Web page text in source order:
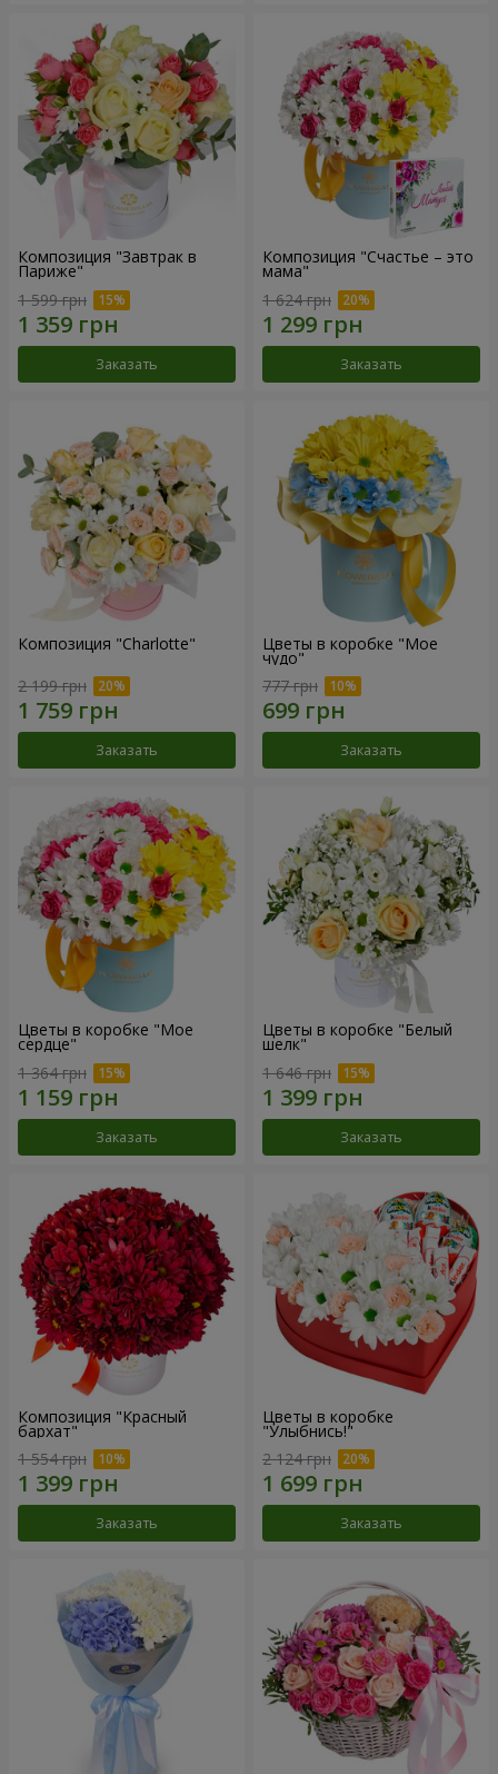
Композиция "Завтрак в
Париже"
1 599 грн
Заказать
Композиция "Счастье – это
мама"
1 624 грн
Заказать
Композиция "Charlotte"
2 199 грн
Заказать
Цветы в коробке "Мое
чудо"
777 грн
Заказать
Цветы в коробке "Мое
сердце"
1 364 грн
Заказать
Цветы в коробке "Белый
шелк"
1 646 грн
Заказать
Композиция "Красный
бархат"
1 554 грн
Заказать
Цветы в коробке
"Улыбнись!"
2 124 грн
Заказать